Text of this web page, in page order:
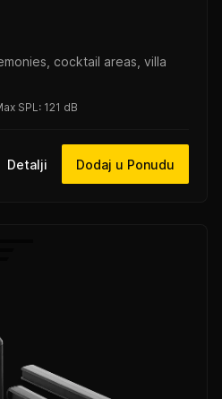
cocktail areas, villa
SPL: 121 dB
Detalji Dodaj u Ponudu